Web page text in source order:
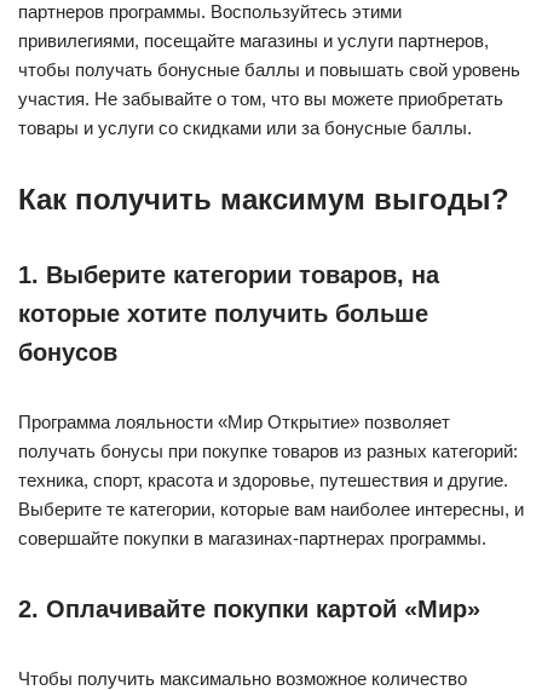
партнеров программы. Воспользуйтесь этими
привилегиями, посещайте магазины и услуги партнеров,
чтобы получать бонусные баллы и повышать свой уровень
участия. Не забывайте о том, что вы можете приобретать
товары и услуги со скидками или за бонусные баллы.
Как получить максимум выгоды?
1. Выберите категории товаров, на
которые хотите получить больше
бонусов
Программа лояльности «Мир Открытие» позволяет
получать бонусы при покупке товаров из разных категорий:
техника, спорт, красота и здоровье, путешествия и другие.
Выберите те категории, которые вам наиболее интересны, и
совершайте покупки в магазинах-партнерах программы.
2. Оплачивайте покупки картой «Мир»
Чтобы получить максимально возможное количество